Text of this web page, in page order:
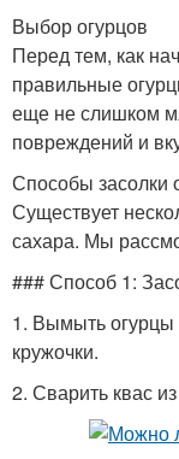
Выбор огурцов
Перед тем, как
правильные
еще не слишком
повреждений и
Способы засолки
Существует
сахара. Мы
### Способ 1:
1. Вымыть огурцы
кружочки.
2. Сварить квас